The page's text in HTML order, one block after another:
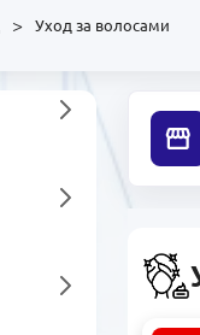
Уход за волосами